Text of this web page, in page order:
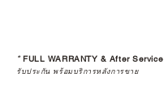
*FULL WARRANTY & After Service
รับประกัน พร้อมบริการหลังการขาย